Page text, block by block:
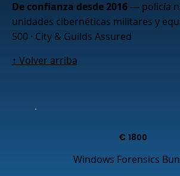
€ 1800
Windows Forensics
De confianza desde 2016— policía
unidades cibernéticas militares y
500 · City & Guilds Assured
↑ Volver arriba